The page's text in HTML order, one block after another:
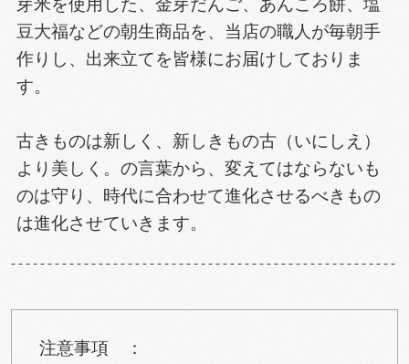
芽米を使用した、金芽だんご、あんころ餅、塩
豆大福などの朝生商品を、当店の職人が毎朝手
作りし、出来立てを皆様にお届けしておりま
す。
古きものは新しく、新しきもの古（いにしえ）
より美しく。の言葉から、変えてはならないも
のは守り、時代に合わせて進化させるべきもの
は進化させていきます。
注意事項 ：